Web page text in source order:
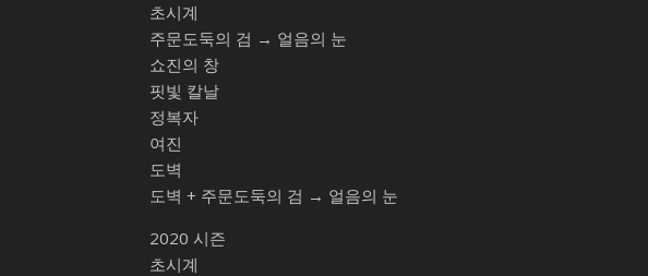
초시계
주문도둑의 검 → 얼음의 눈
쇼진의 창
핏빛 칼날
정복자
여진
도벽
도벽 + 주문도둑의 검 → 얼음의 눈
2020 시즌
초시계